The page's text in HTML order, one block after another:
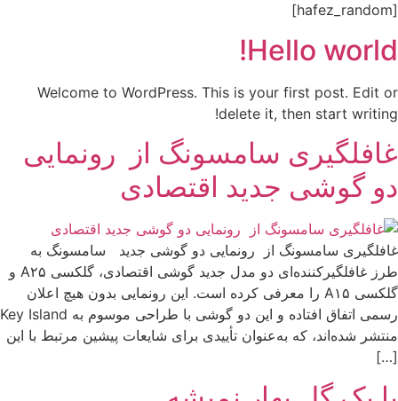
[hafez_random]
Hello world!
Welcome to WordPress. This is your first post. Edit or
delete it, then start writing!
غافلگیری سامسونگ از رونمایی
دو گوشی جدید اقتصادی
غافلگیری سامسونگ از رونمایی دو گوشی جدید سامسونگ به
طرز غافلگیرکننده‌ای دو مدل جدید گوشی اقتصادی، گلکسی A۲۵ و
گلکسی A۱۵ را معرفی کرده است. این رونمایی بدون هیچ اعلان
رسمی اتفاق افتاده و این دو گوشی با طراحی موسوم به Key Island
منتشر شده‌اند، که به‌عنوان تأییدی برای شایعات پیشین مرتبط با این
[…]